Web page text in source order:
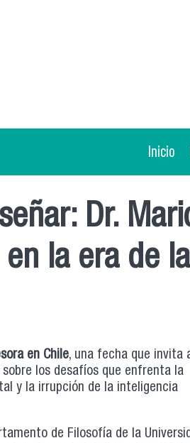
Inicio
Dr.
la era de
en Chile, una fecha que invita
los desafíos que enfrenta la
y la irrupción de la inteligencia
de Filosofía de la